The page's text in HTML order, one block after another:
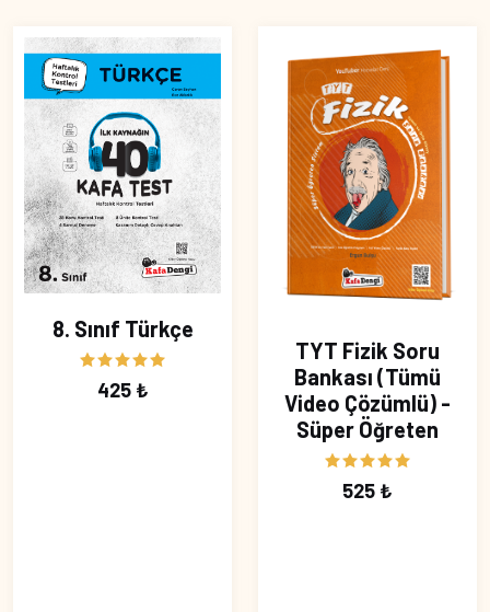
8. Sınıf Türkçe
425 ₺
TYT Fizik Soru
Bankası (Tümü
Video Çözümlü) -
Süper Öğreten
525 ₺